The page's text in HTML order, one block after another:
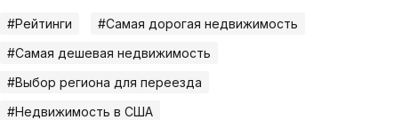
#Рейтинги
#Самая дорогая недвижимость
#Самая дешевая недвижимость
#Выбор региона для переезда
#Недвижимость в США